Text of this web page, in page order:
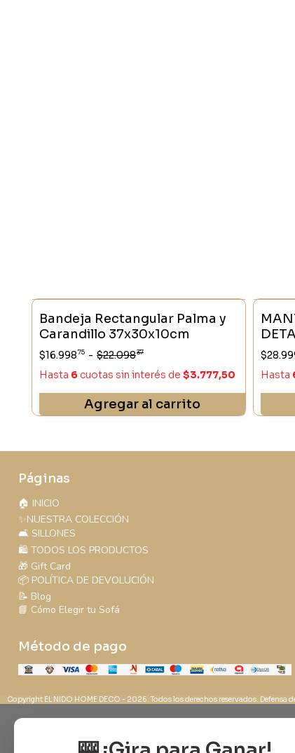
Bandeja Rectangular Palma y
Carandillo 37x30x10cm
$16.99875 - $22.09837
Hasta 6 cuotas sin interés de $3.777,50
Agregar al carrito
Hasta
Páginas
🏠 INICIO
✨NUESTRA COLECCIÓN
🛋️ SILLONES
🛍️ TODOS LOS PRODUCTOS
🎁 Gift Card
📦 POLÍTICA DE DEVOLUCIÓN
📝 Blog
📘 Cómo Elegir tu Sofá
Método de pago
Copyright EL NIDO HOME DECO - 2026. Todos los derechos reservados. Defensa